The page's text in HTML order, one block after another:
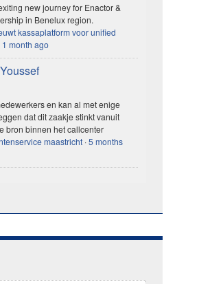
new journey for Enactor &
in Benelux region.
kassaplatform voor unified
1 month ago
Youssef
en kan al met enige
dat dit zaakje stinkt vanuit
bron binnen het callcenter
maastricht ·5 months